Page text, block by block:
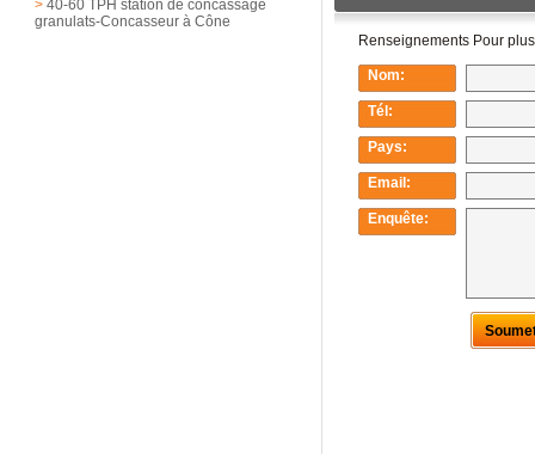
>40-60 TPH station de concassage
granulats-Concasseur à Cône